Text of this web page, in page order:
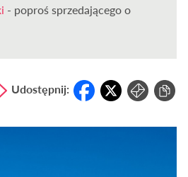
- poproś sprzedającego o
Udostępnij: